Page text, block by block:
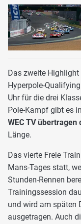
Das zweite
Hyperpole-
Uhr für die drei
Pole-Kampf gibt es
WEC TV
Länge.
Das vierte Freie
Mans-Tages statt,
Stunden-Rennen
Trainingssession
und wird am späten
ausgetragen. Auch